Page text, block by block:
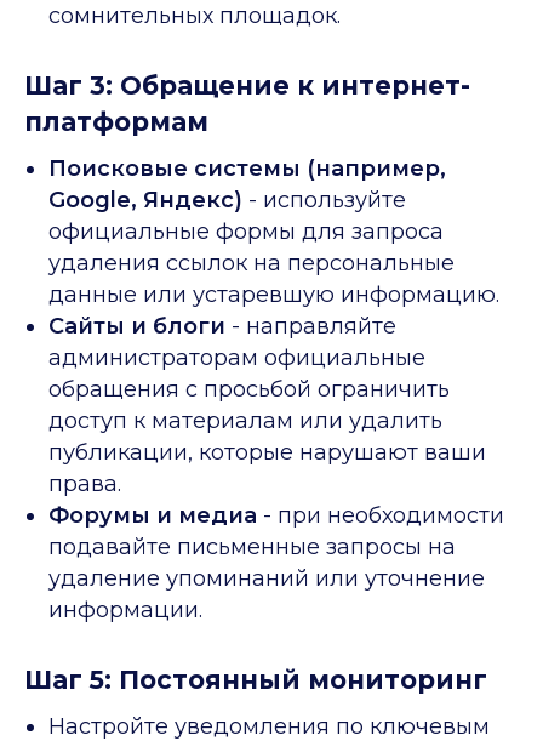
сомнительных площадок.
Шаг 3: Обращение к интернет-
платформам
Поисковые системы (например,
Google, Яндекс) - используйте
официальные формы для запроса
удаления ссылок на персональные
данные или устаревшую информацию.
Сайты и блоги - направляйте
администраторам официальные
обращения с просьбой ограничить
доступ к материалам или удалить
публикации, которые нарушают ваши
права.
Форумы и медиа - при необходимости
подавайте письменные запросы на
удаление упоминаний или уточнение
информации.
Шаг 5: Постоянный мониторинг
Настройте уведомления по ключевым